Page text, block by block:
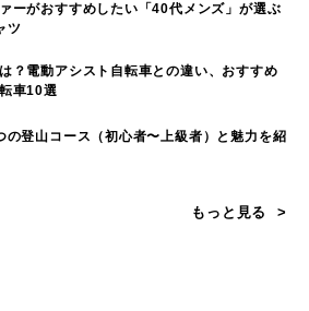
ーがおすすめしたい「40代メンズ」が選ぶ
ツ
？電動アシスト自転車との違い、おすすめ
車10選
の登山コース（初心者〜上級者）と魅力を紹
もっと見る